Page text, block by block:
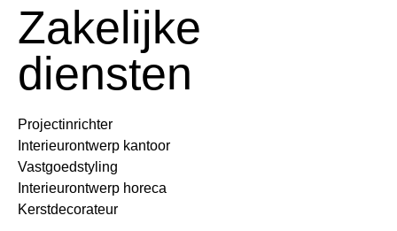
Zakelijke
diensten
Projectinrichter
Interieurontwerp kantoor
Vastgoedstyling
Interieurontwerp horeca
Kerstdecorateur